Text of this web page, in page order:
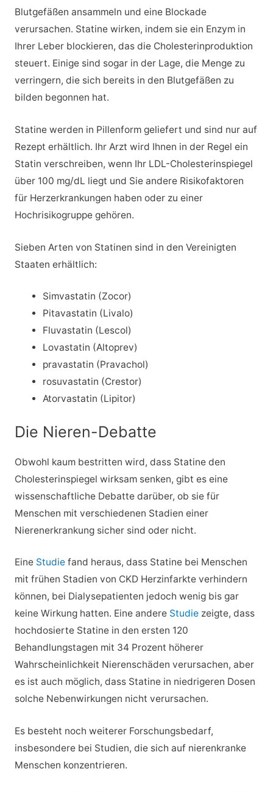
Blutgefäßen ansammeln und eine Blockade
verursachen. Statine wirken, indem sie ein Enzym in
Ihrer Leber blockieren, das die Cholesterinproduktion
steuert. Einige sind sogar in der Lage, die Menge zu
verringern, die sich bereits in den Blutgefäßen zu
bilden begonnen hat.
Statine werden in Pillenform geliefert und sind nur auf
Rezept erhältlich. Ihr Arzt wird Ihnen in der Regel ein
Statin verschreiben, wenn Ihr LDL-Cholesterinspiegel
über 100 mg/dL liegt und Sie andere Risikofaktoren
für Herzerkrankungen haben oder zu einer
Hochrisikogruppe gehören.
Sieben Arten von Statinen sind in den Vereinigten
Staaten erhältlich:
Simvastatin (Zocor)
Pitavastatin (Livalo)
Fluvastatin (Lescol)
Lovastatin (Altoprev)
pravastatin (Pravachol)
rosuvastatin (Crestor)
Atorvastatin (Lipitor)
Die Nieren-Debatte
Obwohl kaum bestritten wird, dass Statine den
Cholesterinspiegel wirksam senken, gibt es eine
wissenschaftliche Debatte darüber, ob sie für
Menschen mit verschiedenen Stadien einer
Nierenerkrankung sicher sind oder nicht.
Eine Studiefand heraus, dass Statine bei Menschen
mit frühen Stadien von CKD Herzinfarkte verhindern
können, bei Dialysepatienten jedoch wenig bis gar
keine Wirkung hatten. Eine andere Studiezeigte, dass
hochdosierte Statine in den ersten 120
Behandlungstagen mit 34 Prozent höherer
Wahrscheinlichkeit Nierenschäden verursachen, aber
es ist auch möglich, dass Statine in niedrigeren Dosen
solche Nebenwirkungen nicht verursachen.
Es besteht noch weiterer Forschungsbedarf,
insbesondere bei Studien, die sich auf nierenkranke
Menschen konzentrieren.